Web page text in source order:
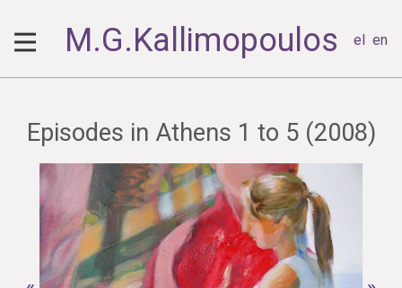
M.G.Kallimopoulos el en
Episodes in Athens 1 to 5 (2008)